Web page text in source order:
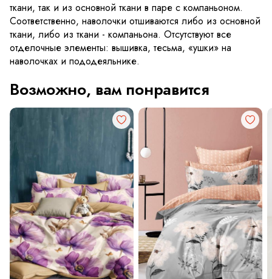
ткани, так и из основной ткани в паре с компаньоном.
Соответственно, наволочки отшиваются либо из основной
ткани, либо из ткани - компаньона. Отсутствуют все
отделочные элементы: вышивка, тесьма, «ушки» на
наволочках и пододеяльнике.
Возможно, вам понравится